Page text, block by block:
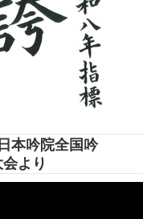
本吟院全国吟
より